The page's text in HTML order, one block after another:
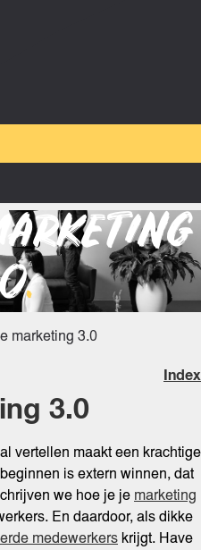
.
marketing 3.0
Index
3.0
vertellen maakt een krachtige
is extern winnen, dat
we hoe je jemarketing
En daardoor, als dikke
medewerkerskrijgt. Have